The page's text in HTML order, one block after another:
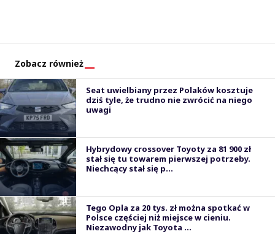
Zobacz również
Seat uwielbiany przez Polaków kosztuje
dziś tyle, że trudno nie zwrócić na niego
uwagi
Hybrydowy crossover Toyoty za 81 900 zł
stał się tu towarem pierwszej potrzeby.
Niechcący stał się p...
Tego Opla za 20 tys. zł można spotkać w
Polsce częściej niż miejsce w cieniu.
Niezawodny jak Toyota ...